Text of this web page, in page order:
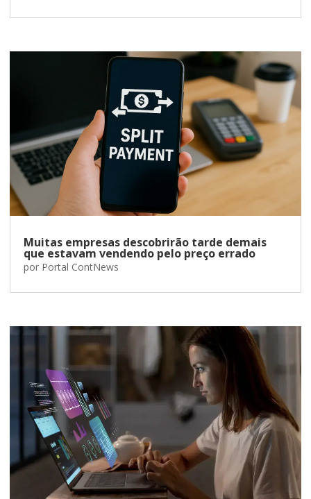
Muitas empresas descobrirão tarde demais
que estavam vendendo pelo preço errado
por Portal ContNews